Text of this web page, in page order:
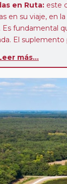
en Ruta: este
en su viaje, en
Es fundamental
El suplemento
Club:este
tras rellenar el
más...